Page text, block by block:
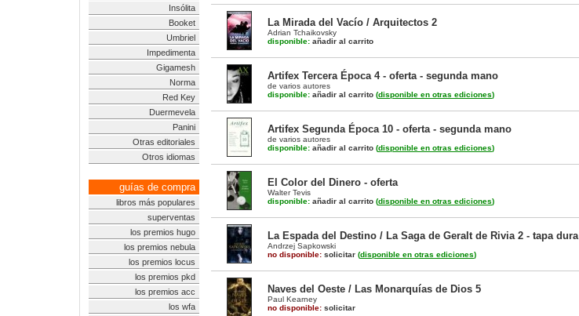
Insólita
Booket
Umbriel
Impedimenta
Gigamesh
Norma
Red Key
Duermevela
Panini
Otras editoriales
Otros idiomas
guías de compra
libros más populares
superventas
los premios hugo
los premios nebula
los premios locus
los premios pkd
los premios acc
los wfa
La Mirada del Vacío / Arquitectos 2
Adrian Tchaikovsky
disponible: añadir al carrito
Artifex Tercera Época 4 - oferta - segunda mano
de varios autores
disponible: añadir al carrito (disponible en otras ediciones)
Artifex Segunda Época 10 - oferta - segunda mano
de varios autores
disponible: añadir al carrito (disponible en otras ediciones)
El Color del Dinero - oferta
Walter Tevis
disponible: añadir al carrito (disponible en otras ediciones)
La Espada del Destino / La Saga de Geralt de Rivia 2 - tapa dura
Andrzej Sapkowski
no disponible: solicitar (disponible en otras ediciones)
Naves del Oeste / Las Monarquías de Dios 5
Paul Kearney
no disponible: solicitar